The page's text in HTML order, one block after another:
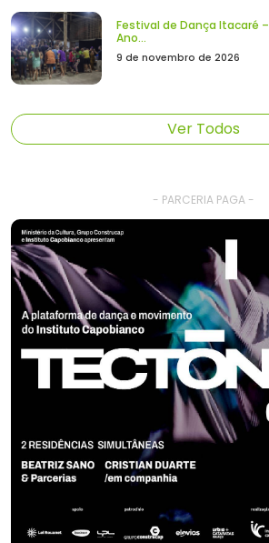
Festival de Dança Itacaré –
Ano...
9 de novembro de 2026
Ver Todos
- PARCERIA PAGA -